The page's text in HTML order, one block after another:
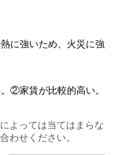
に強いため、火災に強
②家賃が比較的高い。
よっては当てはまらな
わせください。